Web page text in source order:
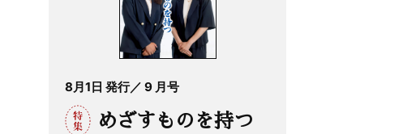
8月1日 発行／ 9 月号
めざすものを持つ